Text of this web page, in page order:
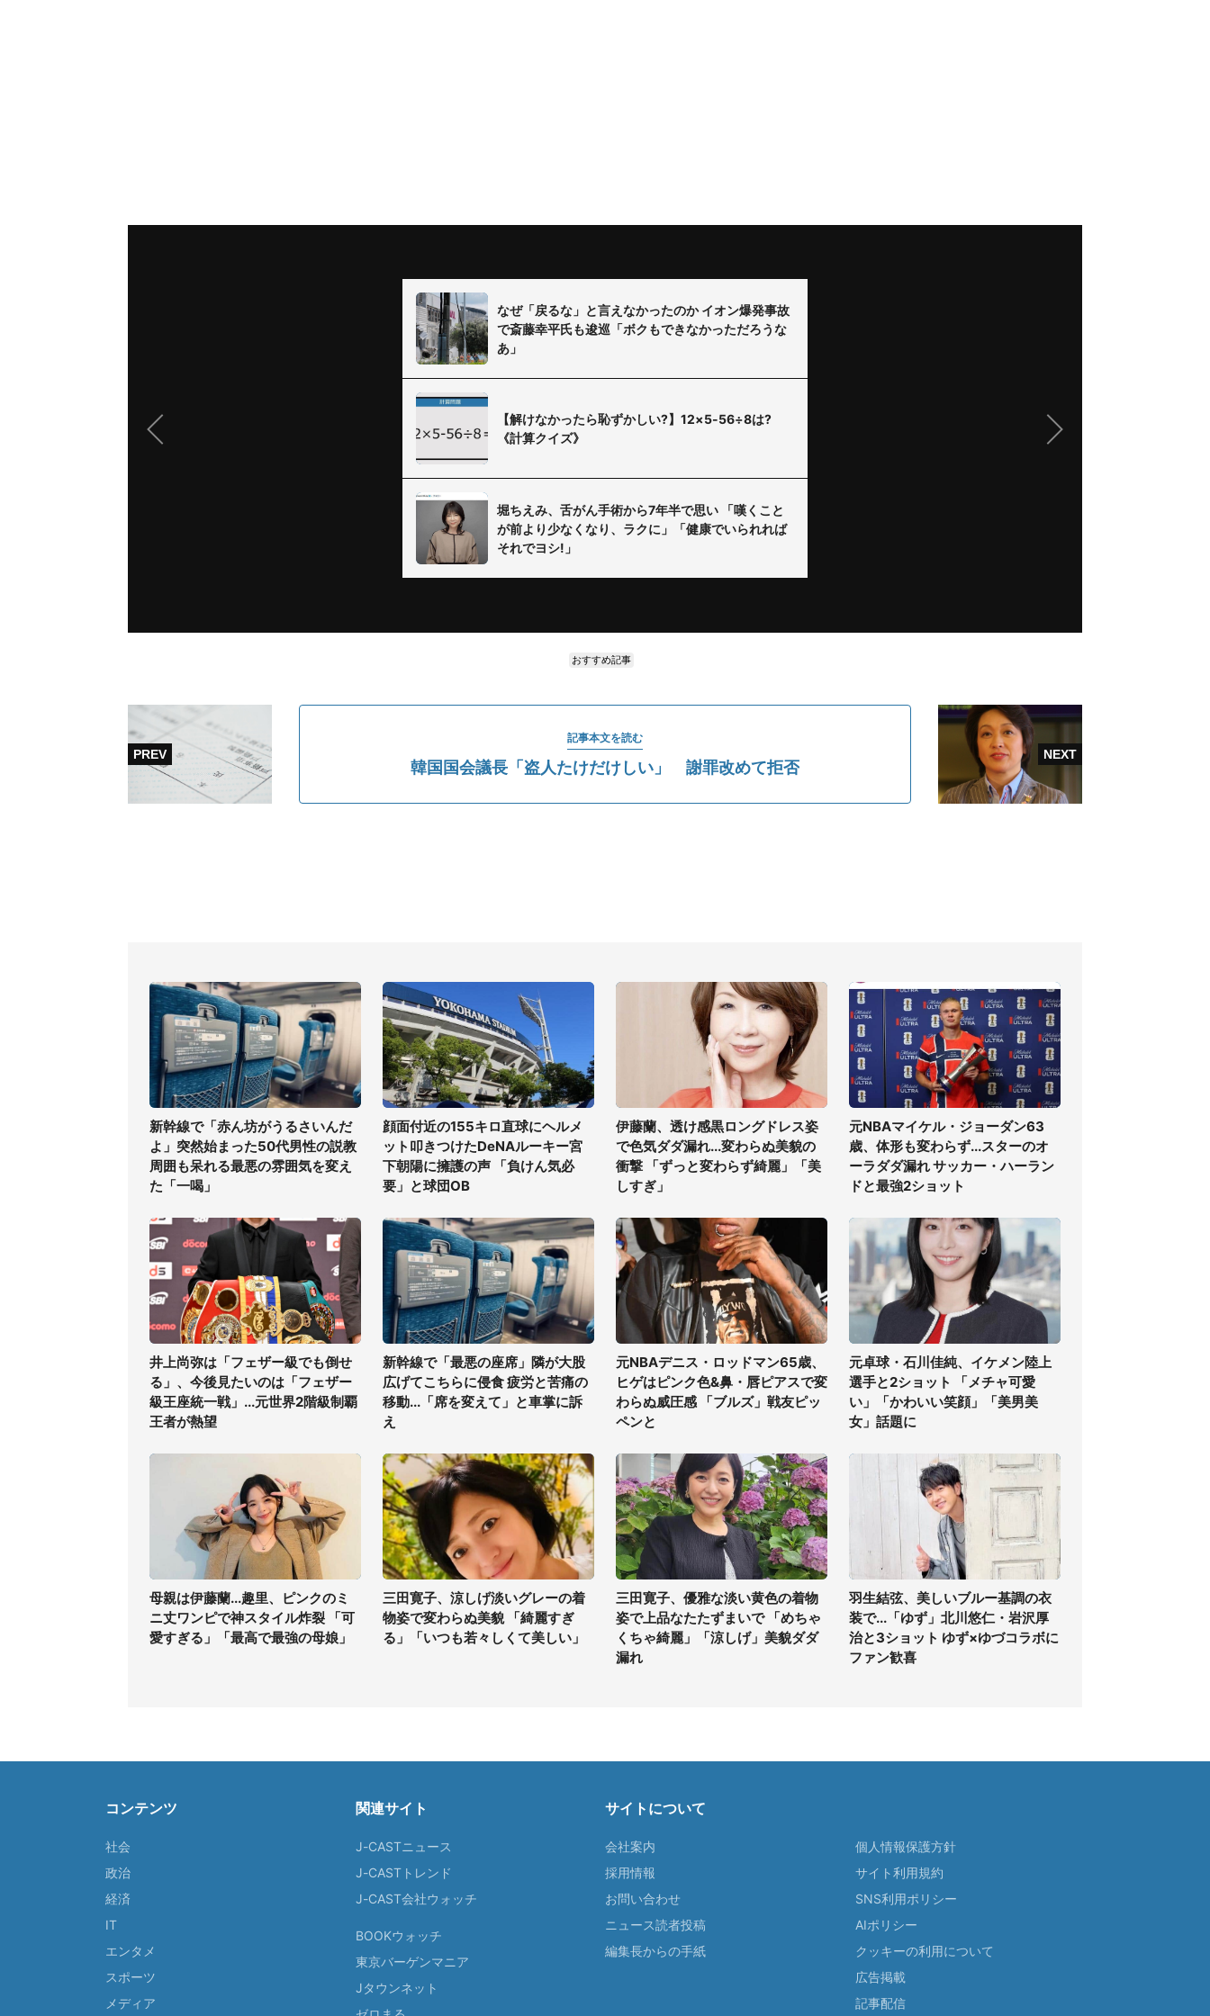
なぜ「戻るな」と言えなかったのか イオン爆発事故
で斎藤幸平氏も逡巡「ボクもできなかっただろうな
あ」
【解けなかったら恥ずかしい?】12×5-56÷8は?
《計算クイズ》
堀ちえみ、舌がん手術から7年半で思い 「嘆くこと
が前より少なくなり、ラクに」「健康でいられれば
それでヨシ!」
おすすめ記事
記事本文を読む
韓国国会議長「盗人たけだけしい」 謝罪改めて拒否
新幹線で「赤ん坊がうるさいんだ
よ」突然始まった50代男性の説教
周囲も呆れる最悪の雰囲気を変え
た「一喝」
顔面付近の155キロ直球にヘルメ
ット叩きつけたDeNAルーキー宮
下朝陽に擁護の声 「負けん気必
要」と球団OB
伊藤蘭、透け感黒ロングドレス姿
で色気ダダ漏れ...変わらぬ美貌の
衝撃 「ずっと変わらず綺麗」「美
しすぎ」
元NBAマイケル・ジョーダン63
歳、体形も変わらず...スターのオ
ーラダダ漏れ サッカー・ハーラン
ドと最強2ショット
井上尚弥は「フェザー級でも倒せ
る」、今後見たいのは「フェザー
級王座統一戦」...元世界2階級制覇
王者が熱望
新幹線で「最悪の座席」隣が大股
広げてこちらに侵食 疲労と苦痛の
移動...「席を変えて」と車掌に訴
え
元NBAデニス・ロッドマン65歳、
ヒゲはピンク色&鼻・唇ピアスで変
わらぬ威圧感 「ブルズ」戦友ピッ
ペンと
元卓球・石川佳純、イケメン陸上
選手と2ショット 「メチャ可愛
い」「かわいい笑顔」「美男美
女」話題に
母親は伊藤蘭...趣里、ピンクのミ
ニ丈ワンピで神スタイル炸裂 「可
愛すぎる」「最高で最強の母娘」
三田寛子、涼しげ淡いグレーの着
物姿で変わらぬ美貌 「綺麗すぎ
る」「いつも若々しくて美しい」
三田寛子、優雅な淡い黄色の着物
姿で上品なたたずまいで 「めちゃ
くちゃ綺麗」「涼しげ」美貌ダダ
漏れ
羽生結弦、美しいブルー基調の衣
装で...「ゆず」北川悠仁・岩沢厚
治と3ショット ゆず×ゆづコラボに
ファン歓喜
コンテンツ
社会
政治
経済
IT
エンタメ
スポーツ
メディア
関連サイト
J-CASTニュース
J-CASTトレンド
J-CAST会社ウォッチ
BOOKウォッチ
東京バーゲンマニア
Jタウンネット
サイトについて
会社案内
採用情報
お問い合わせ
ニュース読者投稿
編集長からの手紙
個人情報保護方針
サイト利用規約
SNS利用ポリシー
AIポリシー
クッキーの利用について
広告掲載
記事配信